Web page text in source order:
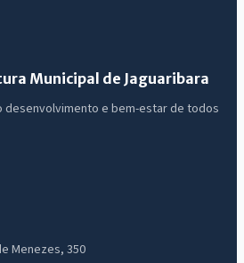
Municipal de Jaguaribara
desenvolvimento e bem-estar de todos
Menezes, 350